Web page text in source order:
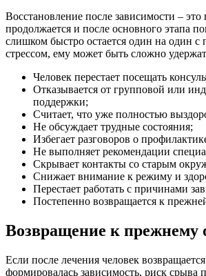
Восстановление после зависимости – это
продолжается и после основного этапа
слишком быстро остается один на один
стрессом, ему может быть сложно
Человек перестает посещать
Отказывается от групповой или
поддержки;
Считает, что уже полностью
Не обсуждает трудные состояния;
Избегает разговоров о
Не выполняет рекомендации
Скрывает контакты со старым
Снижает внимание к режиму и
Перестает работать с причинами
Постепенно возвращается к
Возвращение к прежнему
Если после лечения человек
формировалась зависимость, риск срыва